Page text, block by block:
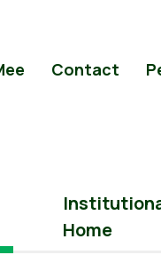
Contact
Home